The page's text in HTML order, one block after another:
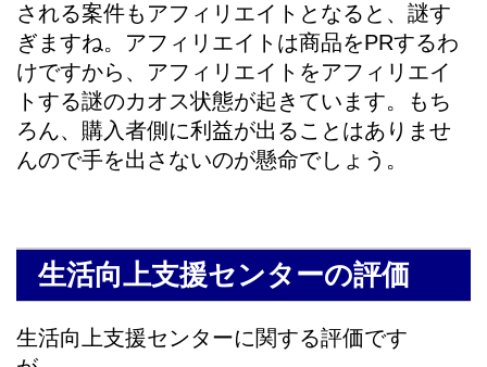
される案件もアフィリエイトとなると、謎す
ぎますね。アフィリエイトは商品をPRするわ
けですから、アフィリエイトをアフィリエイ
トする謎のカオス状態が起きています。もち
ろん、購入者側に利益が出ることはありませ
んので手を出さないのが懸命でしょう。
生活向上支援センターの評価
生活向上支援センターに関する評価です